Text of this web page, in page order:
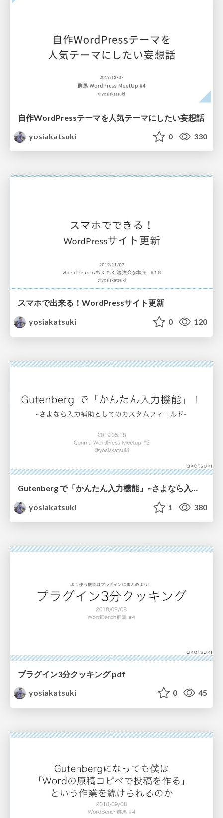
自作WordPressテーマを人気テーマにしたい妄想話
yosiakatsuki
0 330
スマホで出来る！WordPressサイト更新
yosiakatsuki
0 120
Gutenberg で「かんたん入力機能」~さよなら入力補助としてのカスタムフィールド~
yosiakatsuki
1 380
プラグイン3分クッキング.pdf
yosiakatsuki
0 45